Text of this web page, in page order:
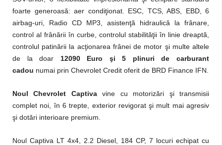
foarte generoasă: aer condiţionat. ESC, TCS, ABS, EBD, 6
airbag-uri, Radio CD MP3, asistenţă hidraulică la frânare,
control al frânării în curbe, controlul stabilităţii în linie dreaptă,
controlul patinării la acţionarea frânei de motor şi multe altele
de la doar 12090 Euro şi 5 plinuri de carburant
cadou numai prin Chevrolet Credit oferit de BRD Finance IFN.
Noul Chevrolet Captivavine cu motorizări şi transmisii
complet noi, în 6 trepte, exterior revigorat şi mult mai agresiv
şi dotări interioare premium.
Noul Captiva LT 4x4, 2.2 Diesel, 184 CP, 7 locuri echipat cu